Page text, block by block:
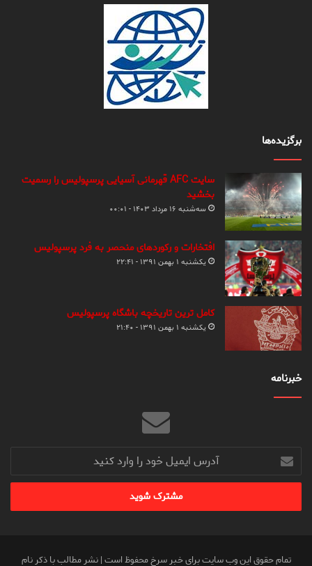
برگزیده‌ها
سایت AFC قهرمانی آسیایی پرسپولیس را رسمیت
بخشید
سه‌شنبه ۱۶ مرداد ۱۴۰۳ - ۰۰:۰۱
افتخارات و رکوردهای منحصر به فرد پرسپولیس
یکشنبه ۱ بهمن ۱۳۹۱ - ۲۲:۴۱
کامل ترین تاریخچه باشگاه پرسپولیس
یکشنبه ۱ بهمن ۱۳۹۱ - ۲۱:۴۰
خبرنامه
آدرس
ایمیل
خود
وارد
تمام حقوق این وب سایت برای خبر سرخ محفوظ است | نشر مطالب با ذکر نام